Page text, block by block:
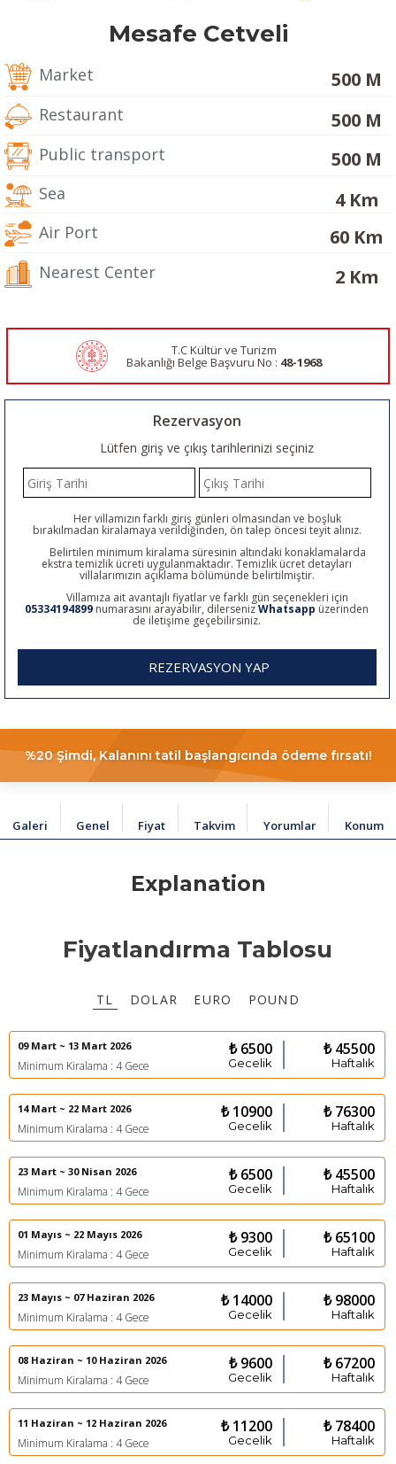
Mesafe Cetveli
Market 500 M
Restaurant 500 M
Public transport 500 M
Sea 4 Km
Air Port 60 Km
Nearest Center 2 Km
T.C Kültür ve Turizm
Bakanlığı Belge Başvuru No : 48-1968
Rezervasyon
Lütfen giriş ve çıkış tarihlerinizi seçiniz
Her villamızın farklı giriş günleri olmasından ve boşluk
bırakılmadan kiralamaya verildiğinden, ön talep öncesi teyit alınız.
Belirtilen minimum kiralama süresinin altındaki konaklamalarda
ekstra temizlik ücreti uygulanmaktadır. Temizlik ücret detayları
villalarımızın açıklama bölümünde belirtilmiştir.
Villamıza ait avantajlı fiyatlar ve farklı gün seçenekleri için
05334194899 numarasını arayabilir, dilersenizWhatsapp üzerinden
de iletişime geçebilirsiniz.
REZERVASYON YAP
%20 Şimdi, Kalanını tatil başlangıcında ödeme fırsatı!
Galeri Genel Fiyat Takvim Yorumlar Konum
Explanation
Fiyatlandırma Tablosu
TL DOLAR EURO POUND
09 Mart ~ 13 Mart 2026
Minimum Kiralama : 4 Gece
₺ 6500
Gecelik
₺ 45500
Haftalık
14 Mart ~ 22 Mart 2026
Minimum Kiralama : 4 Gece
₺ 10900
Gecelik
₺ 76300
Haftalık
23 Mart ~ 30 Nisan 2026
Minimum Kiralama : 4 Gece
₺ 6500
Gecelik
₺ 45500
Haftalık
01 Mayıs ~ 22 Mayıs 2026
Minimum Kiralama : 4 Gece
₺ 9300
Gecelik
₺ 65100
Haftalık
23 Mayıs ~ 07 Haziran 2026
Minimum Kiralama : 4 Gece
₺ 14000
Gecelik
₺ 98000
Haftalık
08 Haziran ~ 10 Haziran 2026
Minimum Kiralama : 4 Gece
₺ 9600
Gecelik
₺ 67200
Haftalık
11 Haziran ~ 12 Haziran 2026
Minimum Kiralama : 4 Gece
₺ 11200
Gecelik
₺ 78400
Haftalık